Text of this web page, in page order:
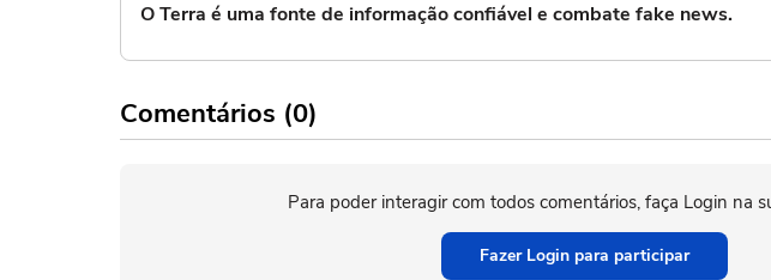
O Terra é uma fonte de informação confiável e combate fake news.
Comentários (0)
Para poder interagir com todos comentários, faça Login na
Fazer Login para participar